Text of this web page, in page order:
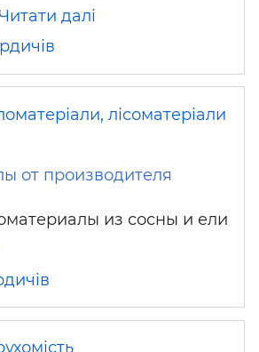
Читати далі
лісоматеріали
от производителя
из сосны и ели